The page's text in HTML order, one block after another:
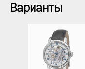
Варианты